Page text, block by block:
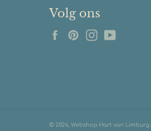
Volg ons
FacebookPinterestInstagram
© 2026, Webshop Hart van Limburg